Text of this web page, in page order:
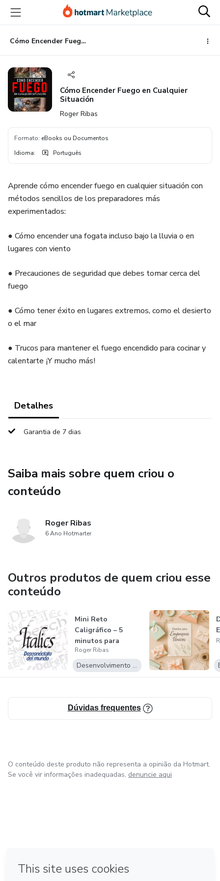
para
conteúdo
principal
para
pagamento
para
rodapé
Cómo Encender Fuego en Cualquier Situación
Cómo Encender Fuego en Cualquier
Situación
Roger Ribas
Formato: eBooks ou Documentos
Idioma: Português
Aprende cómo encender fuego en cualquier situación con
métodos sencillos de los preparadores más
experimentados:
● Cómo encender una fogata incluso bajo la lluvia o en
lugares con viento
● Precauciones de seguridad que debes tomar cerca del
fuego
● Cómo tener éxito en lugares extremos, como el desierto
o el mar
● Trucos para mantener el fuego encendido para cocinar y
calentarte ¡Y mucho más!
Detalhes
Garantia de 7 dias
Saiba mais sobre quem criou o
conteúdo
Roger Ribas
6 Ano Hotmarter
Outros produtos de quem criou esse
conteúdo
Mini Reto
Caligráfico – 5
minutos para
reconectar contigo
ca...
Roger Ribas
Desenvolvimento Pessoal
Dúvidas frequentes
O conteúdo deste produto não representa a opinião da Hotmart.
Se você vir informações inadequadas, denuncie aqui
Feito com ❤ na Cidade do México